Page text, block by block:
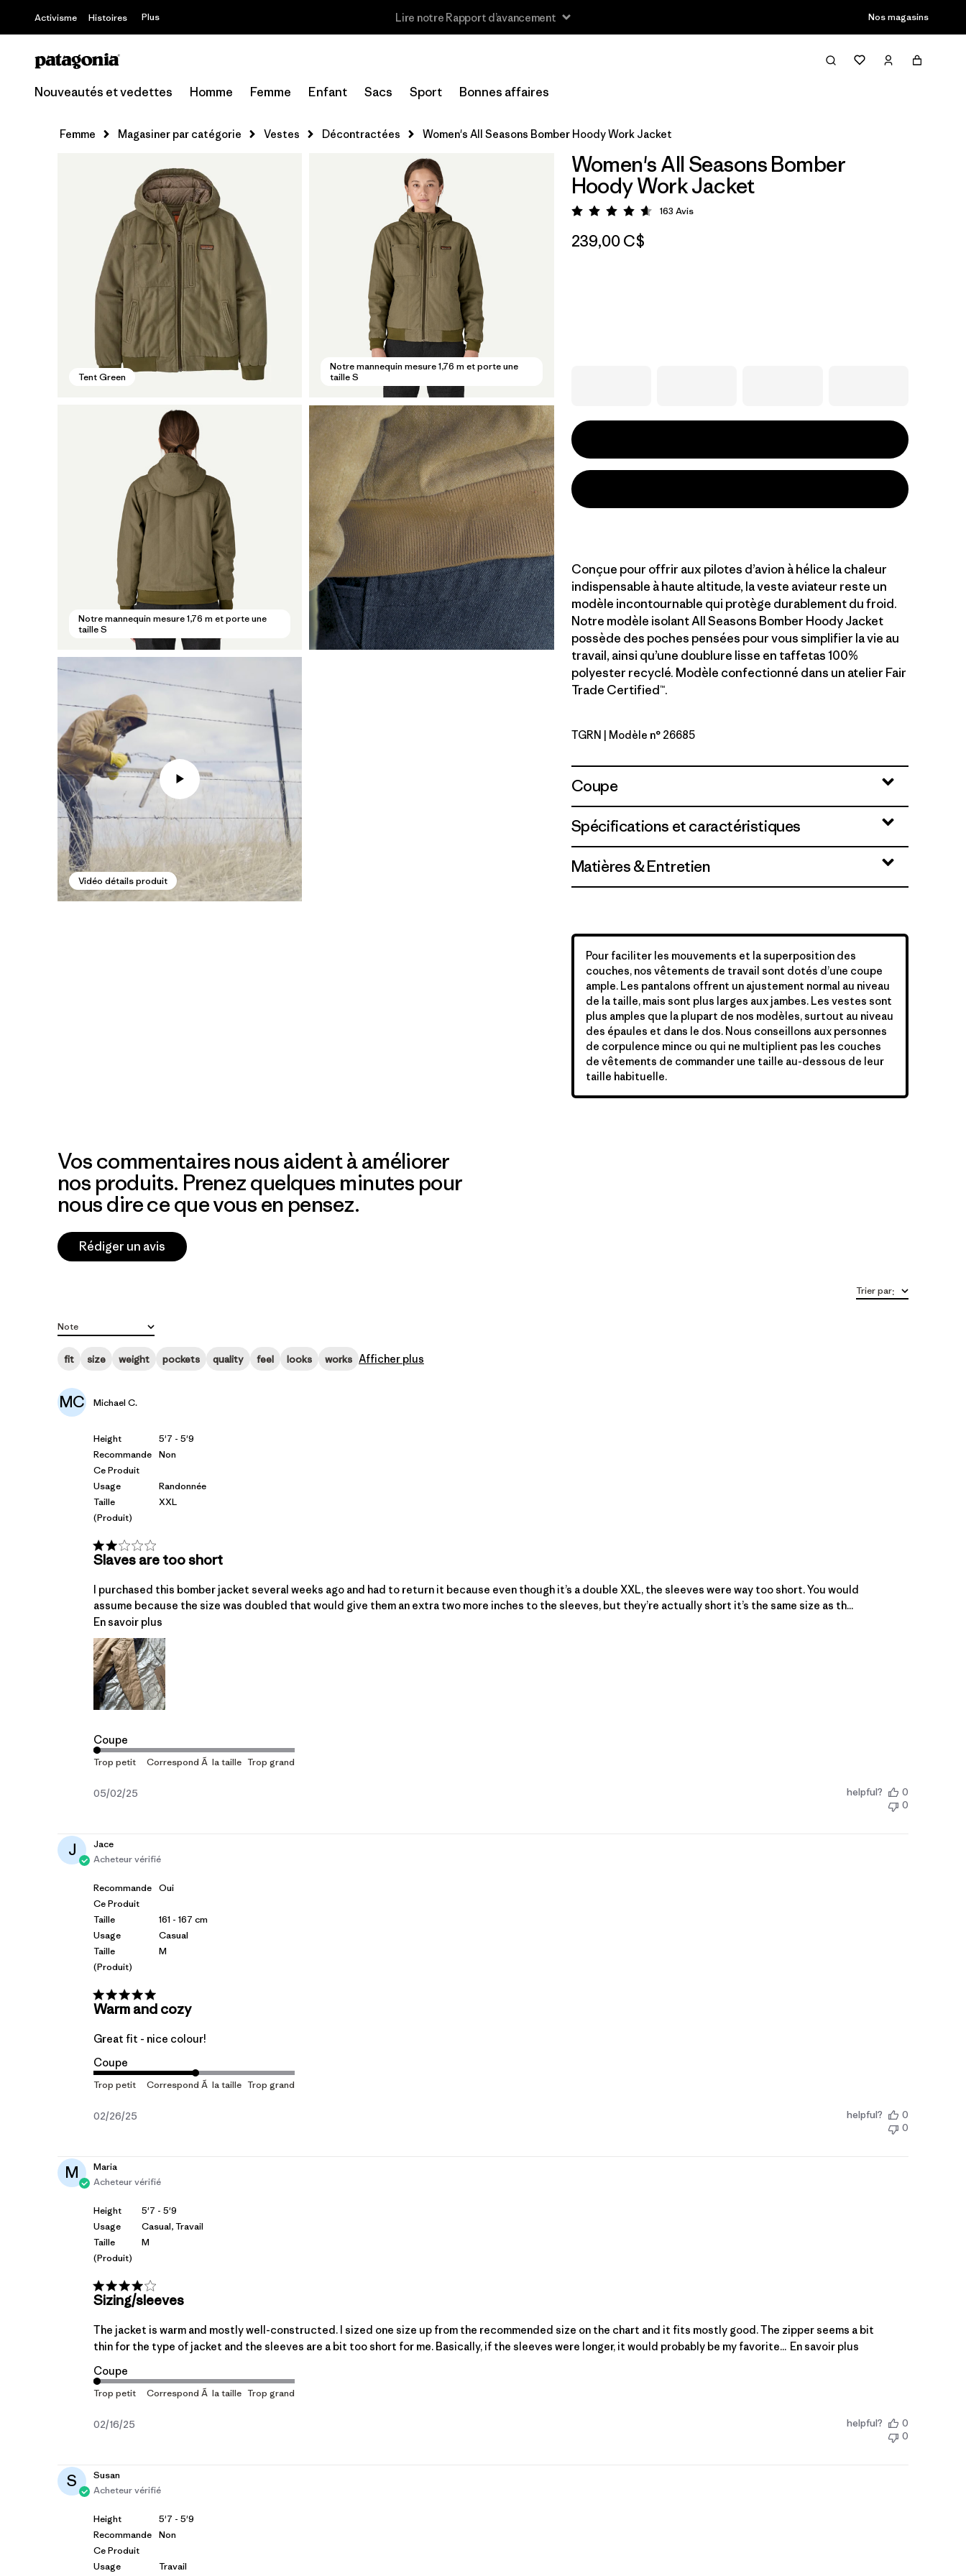
Activisme Histoires Plus Lire notre Rapport d’avancement Nos magasins
Nouveautés et vedettes Homme Femme Enfant Sacs Sport Bonnes affaires
Femme Magasiner par catégorie Vestes Décontractées Women's All Seasons Bomber Hoody Work Jacket
Tent Green
Notre mannequin mesure 1,76 m et porte une
taille S
Notre mannequin mesure 1,76 m et porte une
taille S
Vidéo détails produit
Women's All Seasons Bomber
Hoody Work Jacket
Évaluation: 4.6 / 5
163 Avis
239,00 C$
Conçue pour offrir aux pilotes d’avion à hélice la chaleur
indispensable à haute altitude, la veste aviateur reste un
modèle incontournable qui protège durablement du froid.
Notre modèle isolant All Seasons Bomber Hoody Jacket
possède des poches pensées pour vous simplifier la vie au
travail, ainsi qu’une doublure lisse en taffetas 100%
polyester recyclé. Modèle confectionné dans un atelier Fair
Trade Certified™.
Tent Green
TGRN | Modèle n° 26685
Coupe
Spécifications et caractéristiques
Matières & Entretien
Pour faciliter les mouvements et la superposition des
couches, nos vêtements de travail sont dotés d’une coupe
ample. Les pantalons offrent un ajustement normal au niveau
de la taille, mais sont plus larges aux jambes. Les vestes sont
plus amples que la plupart de nos modèles, surtout au niveau
des épaules et dans le dos. Nous conseillons aux personnes
de corpulence mince ou qui ne multiplient pas les couches
de vêtements de commander une taille au-dessous de leur
taille habituelle.
Vos commentaires nous aident à améliorer
nos produits. Prenez quelques minutes pour
nous dire ce que vous en pensez.
Rédiger un avis
Note
Toutes les évaluations
fit size weight pockets quality feel looks works Afficher plus
Trier par:
MC Michael C.
Height
Recommande
Ce Produit
Usage
Taille
(produit)
5'7 - 5'9
Non
Randonnée
XXL
Slaves are too short
I purchased this bomber jacket several weeks ago and had to return it because even though it’s a double XXL, the sleeves were way too short. You would
assume because the size was doubled that would give them an extra two more inches to the sleeves, but they’re actually short it’s the same size as th...
En savoir plus
Coupe
05/02/25 helpful?
0
0
J
Jace
Acheteur vérifié
Recommande
Ce Produit
Taille
Usage
Taille
(produit)
Oui
161 - 167 cm
Casual
M
Warm and cozy
Great fit - nice colour!
Coupe
02/26/25 helpful?
0
0
M
Maria
Acheteur vérifié
Height
Usage
Taille
(produit)
5'7 - 5'9
Casual, Travail
M
Sizing/sleeves
The jacket is warm and mostly well-constructed. I sized one size up from the recommended size on the chart and it fits mostly good. The zipper seems a bit
thin for the type of jacket and the sleeves are a bit too short for me. Basically, if the sleeves were longer, it would probably be my favorite... En savoir plus
Coupe
02/16/25 helpful?
0
0
S
Susan
Acheteur vérifié
Height
Recommande
Ce Produit
Usage
5'7 - 5'9
Non
Travail